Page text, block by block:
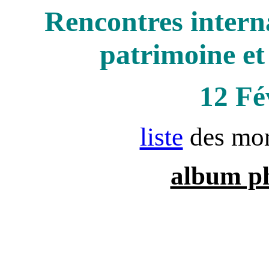
Rencontres
patrimoine
12
liste des
album